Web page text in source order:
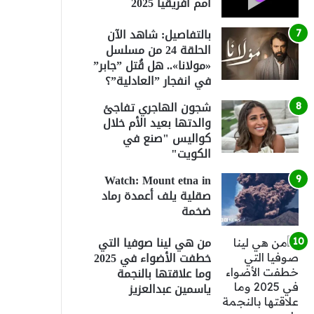
بالتفاصيل: شاهد الآن
الحلقة 24 من مسلسل
«مولانا».. هل قُتل ”جابر”
في انفجار ”العادلية”؟
شجون الهاجري تفاجئ
والدتها بعيد الأم خلال
كواليس "صنع في
الكويت"
Watch: Mount etna in
صقلية يلف أعمدة رماد
ضخمة
من هي لينا صوفيا التي
خطفت الأضواء في 2025
وما علاقتها بالنجمة
ياسمين عبدالعزيز